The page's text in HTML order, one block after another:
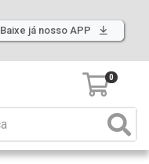
Baixe já nosso APP
0